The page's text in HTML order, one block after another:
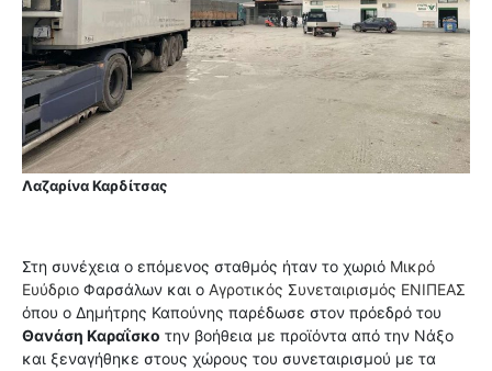
Λαζαρίνα Καρδίτσας
Στη συνέχεια ο επόμενος σταθμός ήταν το χωριό Μικρό
Ευύδριο Φαρσάλων και ο Αγροτικός Συνεταιρισμός ΕΝΙΠΕΑΣ
όπου ο Δημήτρης Καπούνης παρέδωσε στον πρόεδρό του
Θανάση Καραΐσκο την βοήθεια με προϊόντα από την Νάξο
και ξεναγήθηκε στους χώρους του συνεταιρισμού με τα